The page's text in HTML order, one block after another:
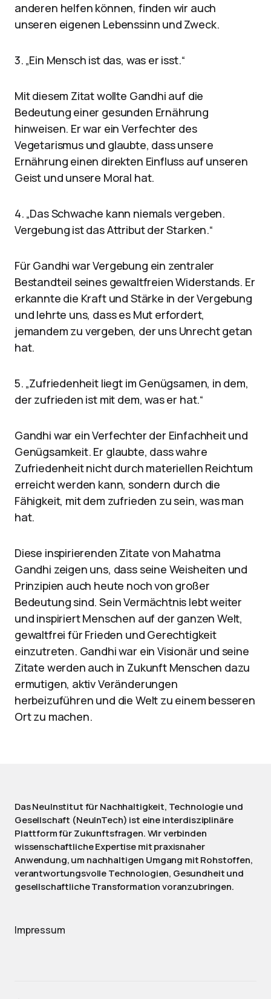
anderen helfen können, finden wir auch
unseren eigenen Lebenssinn und Zweck.
3. „Ein Mensch ist das, was er isst.“
Mit diesem Zitat wollte Gandhi auf die
Bedeutung einer gesunden Ernährung
hinweisen. Er war ein Verfechter des
Vegetarismus und glaubte, dass unsere
Ernährung einen direkten Einfluss auf unseren
Geist und unsere Moral hat.
4. „Das Schwache kann niemals vergeben.
Vergebung ist das Attribut der Starken.“
Für Gandhi war Vergebung ein zentraler
Bestandteil seines gewaltfreien Widerstands. Er
erkannte die Kraft und Stärke in der Vergebung
und lehrte uns, dass es Mut erfordert,
jemandem zu vergeben, der uns Unrecht getan
hat.
5. „Zufriedenheit liegt im Genügsamen, in dem,
der zufrieden ist mit dem, was er hat.“
Gandhi war ein Verfechter der Einfachheit und
Genügsamkeit. Er glaubte, dass wahre
Zufriedenheit nicht durch materiellen Reichtum
erreicht werden kann, sondern durch die
Fähigkeit, mit dem zufrieden zu sein, was man
hat.
Diese inspirierenden Zitate von Mahatma
Gandhi zeigen uns, dass seine Weisheiten und
Prinzipien auch heute noch von großer
Bedeutung sind. Sein Vermächtnis lebt weiter
und inspiriert Menschen auf der ganzen Welt,
gewaltfrei für Frieden und Gerechtigkeit
einzutreten. Gandhi war ein Visionär und seine
Zitate werden auch in Zukunft Menschen dazu
ermutigen, aktiv Veränderungen
herbeizuführen und die Welt zu einem besseren
Ort zu machen.
Das NeuInstitut für Nachhaltigkeit, Technologie und
Gesellschaft (NeuInTech) ist eine interdisziplinäre
Plattform für Zukunftsfragen. Wir verbinden
wissenschaftliche Expertise mit praxisnaher
Anwendung, um nachhaltigen Umgang mit Rohstoffen,
verantwortungsvolle Technologien, Gesundheit und
gesellschaftliche Transformation voranzubringen.
Impressum